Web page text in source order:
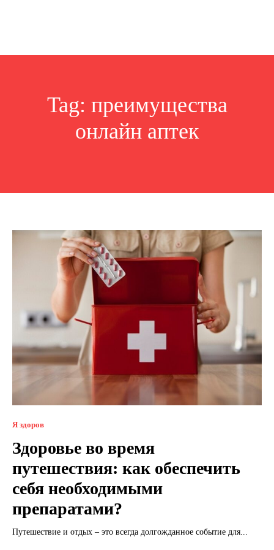
Tag: преимущества
онлайн аптек
Я здоров
Здоровье во время
путешествия: как обеспечить
себя необходимыми
препаратами?
Путешествие и отдых – это всегда долгожданное событие для...